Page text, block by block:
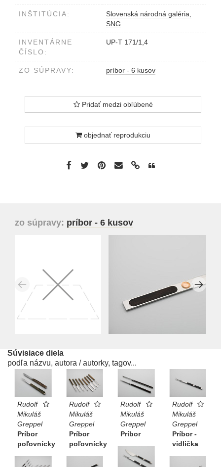
INŠTITÚCIA:
Slovenská národná galéria,
SNG
INVENTÁRNE
ČÍSLO:
UP-T 171/1,4
ZO SÚPRAVY: príbor - 6 kusov
Pridať medzi obľúbené
objednať reprodukciu
zo súpravy: príbor - 6 kusov
Súvisiace diela
podľa názvu, autora / autorky, tagov...
Rudolf
Mikuláš
Greppel
Príbor
poľovnícky
Rudolf
Mikuláš
Greppel
Príbor
poľovnícky
Rudolf
Mikuláš
Greppel
Príbor
Rudolf
Mikuláš
Greppel
Príbor -
vidlička